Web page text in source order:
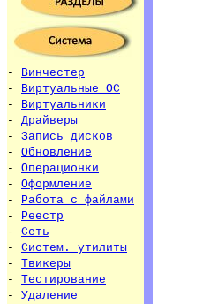
- Винчестер
- Виртуальные ОС
- Виртуальники
- Драйверы
- Запись дисков
- Обновление
- Операционки
- Оформление
- Работа с файлами
- Реестр
- Сеть
- Систем. утилиты
- Твикеры
- Тестирование
- Удаление